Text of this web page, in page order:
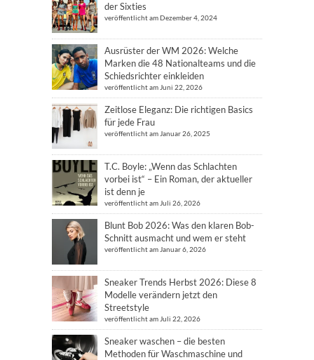
der Sixties
veröffentlicht am Dezember 4, 2024
Ausrüster der WM 2026: Welche
Marken die 48 Nationalteams und die
Schiedsrichter einkleiden
veröffentlicht am Juni 22, 2026
Zeitlose Eleganz: Die richtigen Basics
für jede Frau
veröffentlicht am Januar 26, 2025
T.C. Boyle: „Wenn das Schlachten
vorbei ist“ – Ein Roman, der aktueller
ist denn je
veröffentlicht am Juli 26, 2026
Blunt Bob 2026: Was den klaren Bob-
Schnitt ausmacht und wem er steht
veröffentlicht am Januar 6, 2026
Sneaker Trends Herbst 2026: Diese 8
Modelle verändern jetzt den
Streetstyle
veröffentlicht am Juli 22, 2026
Sneaker waschen – die besten
Methoden für Waschmaschine und